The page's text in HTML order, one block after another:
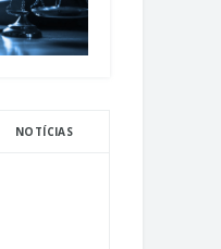
NOTÍCIAS